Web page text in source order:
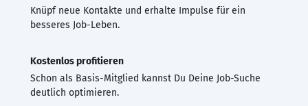
Knüpf neue Kontakte und erhalte Impulse für ein
besseres Job-Leben.
Kostenlos profitieren
Schon als Basis-Mitglied kannst Du Deine Job-Suche
deutlich optimieren.